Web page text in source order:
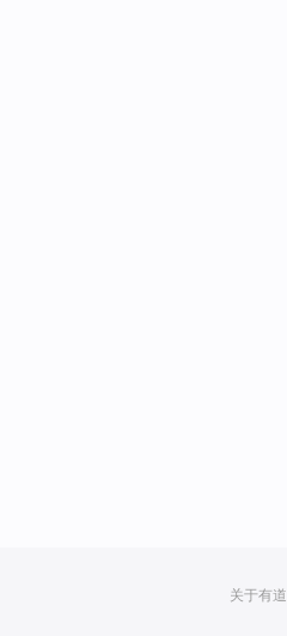
关于有道